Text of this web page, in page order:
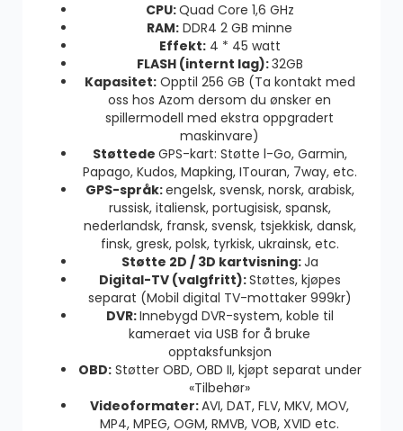
CPU:Quad Core 1,6 GHz
RAM: DDR4 2 GB minne
Effekt:4 * 45 watt
FLASH (internt lag):32GB
Kapasitet:Opptil 256 GB (Ta kontakt med
oss hos Azom dersom du ønsker en
spillermodell med ekstra oppgradert
maskinvare)
Støttede GPS-kart: Støtte l-Go, Garmin,
Papago, Kudos, Mapking, ITouran, 7way, etc.
GPS-språk:engelsk, svensk, norsk, arabisk,
russisk, italiensk, portugisisk, spansk,
nederlandsk, fransk, svensk, tsjekkisk, dansk,
finsk, gresk, polsk, tyrkisk, ukrainsk, etc.
Støtte 2D / 3D kartvisning:Ja
Digital-TV (valgfritt):Støttes, kjøpes
separat (Mobil digital TV-mottaker 999kr)
DVR:Innebygd DVR-system, koble til
kameraet via USB for å bruke
opptaksfunksjon
OBD:Støtter OBD, OBD II, kjøpt separat under
«Tilbehør»
Videoformater:AVI, DAT, FLV, MKV, MOV,
MP4, MPEG, OGM, RMVB, VOB, XVID etc.